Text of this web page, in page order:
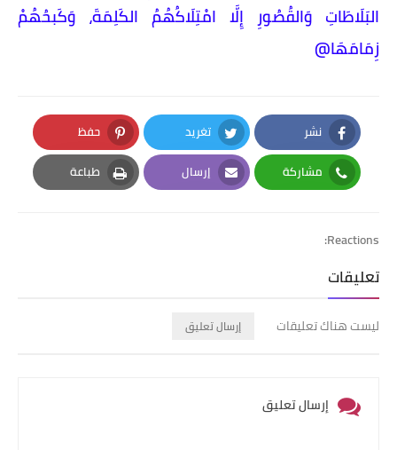
البَلَاطَاتِ وَالقُصُورِ إِلَّا امْتِلَاكُهُمُ الكَلِمَةَ، وَكَبحُهُمْ
زِمَامَهَا@
نشر
Facebook
تغريد
Twitter
حفظ
Pinterest
مشاركة
Whatsapp
إرسال
Email
طباعة
Print
Reactions:
تعليقات
ليست هناك تعليقات إرسال تعليق
إرسال تعليق